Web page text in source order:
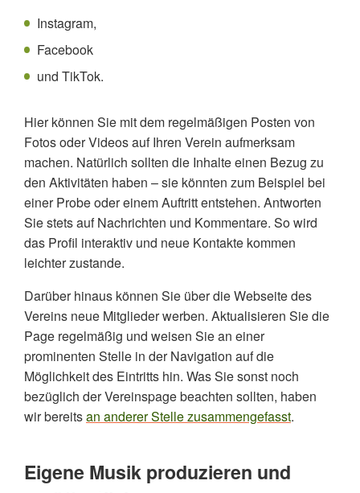
Instagram,
Facebook
und TikTok.
Hier können Sie mit dem regelmäßigen Posten von
Fotos oder Videos auf Ihren Verein aufmerksam
machen. Natürlich sollten die Inhalte einen Bezug zu
den Aktivitäten haben – sie könnten zum Beispiel bei
einer Probe oder einem Auftritt entstehen. Antworten
Sie stets auf Nachrichten und Kommentare. So wird
das Profil interaktiv und neue Kontakte kommen
leichter zustande.
Darüber hinaus können Sie über die Webseite des
Vereins neue Mitglieder werben. Aktualisieren Sie die
Page regelmäßig und weisen Sie an einer
prominenten Stelle in der Navigation auf die
Möglichkeit des Eintritts hin. Was Sie sonst noch
bezüglich der Vereinspage beachten sollten, haben
wir bereitsan anderer Stelle zusammengefasst.
Eigene Musik produzieren und